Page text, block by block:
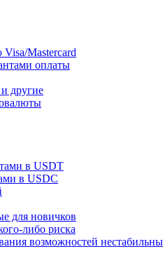
Mastercard
оплаты
другие
в USDT
в USDC
для новичков
либо риска
возможностей